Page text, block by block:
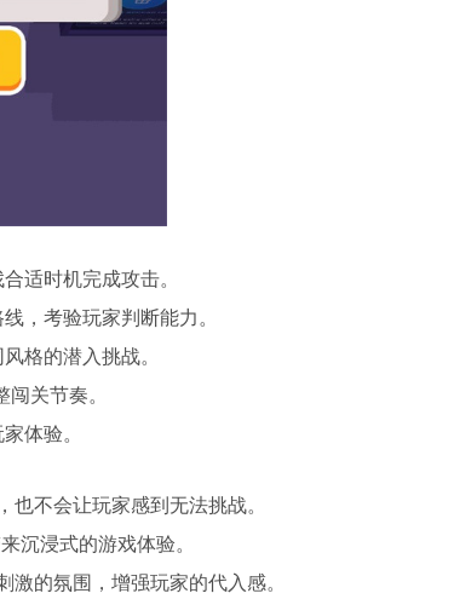
适时机完成攻击。
，考验玩家判断能力。
格的潜入挑战。
关节奏。
体验。
不会让玩家感到无法挑战。
沉浸式的游戏体验。
的氛围，增强玩家的代入感。